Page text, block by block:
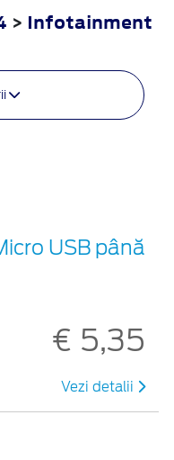
> Infotainment
USB până
€ 5,35
Vezi detalii